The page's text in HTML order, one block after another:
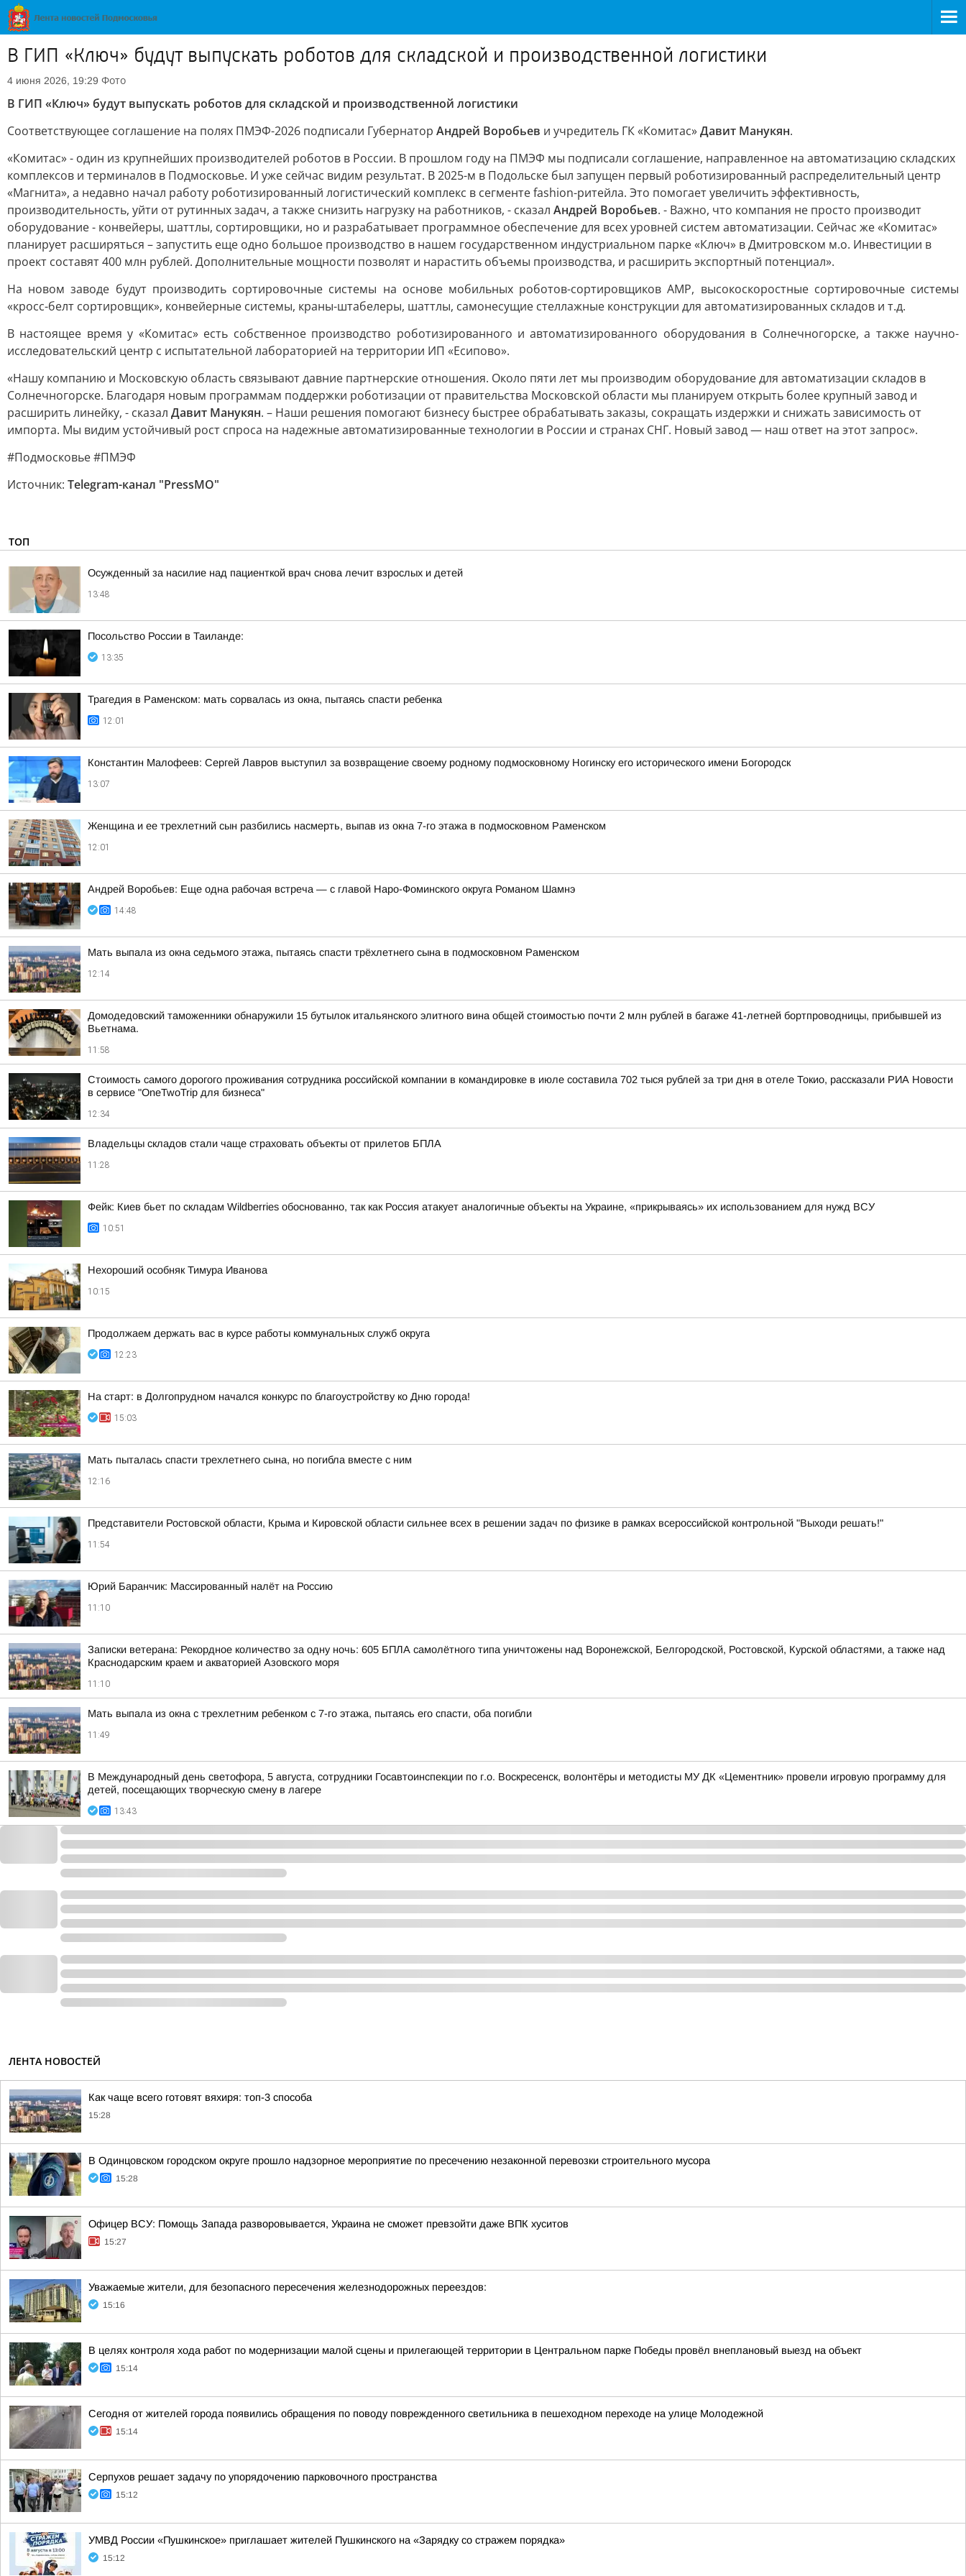
В ГИП «Ключ» будут выпускать роботов для складской и производственной логистики
4 июня 2026, 19:29 Фото
В ГИП «Ключ» будут выпускать роботов для складской и производственной логистики
Соответствующее соглашение на полях ПМЭФ-2026 подписали Губернатор Андрей Воробьев и учредитель ГК «Комитас»Давит Манукян.
«Комитас» - один из крупнейших производителей роботов в России. В прошлом году на ПМЭФ мы подписали соглашение, направленное на автоматизацию складских
комплексов и терминалов в Подмосковье. И уже сейчас видим результат. В 2025-м в Подольске был запущен первый роботизированный распределительный центр
«Магнита», а недавно начал работу роботизированный логистический комплекс в сегменте fashion-ритейла. Это помогает увеличить эффективность,
производительность, уйти от рутинных задач, а также снизить нагрузку на работников, - сказал Андрей Воробьев. - Важно, что компания не просто производит
оборудование - конвейеры, шаттлы, сортировщики, но и разрабатывает программное обеспечение для всех уровней систем автоматизации. Сейчас же «Комитас»
планирует расширяться – запустить еще одно большое производство в нашем государственном индустриальном парке «Ключ» в Дмитровском м.о. Инвестиции в
проект составят 400 млн рублей. Дополнительные мощности позволят и нарастить объемы производства, и расширить экспортный потенциал».
На новом заводе будут производить сортировочные системы на основе мобильных роботов-сортировщиков АМР, высокоскоростные сортировочные системы
«кросс-белт сортировщик», конвейерные системы, краны-штабелеры, шаттлы, самонесущие стеллажные конструкции для автоматизированных складов и т.д.
В настоящее время у «Комитас» есть собственное производство роботизированного и автоматизированного оборудования в Солнечногорске, а также научно-
исследовательский центр с испытательной лабораторией на территории ИП «Есипово».
«Нашу компанию и Московскую область связывают давние партнерские отношения. Около пяти лет мы производим оборудование для автоматизации складов в
Солнечногорске. Благодаря новым программам поддержки роботизации от правительства Московской области мы планируем открыть более крупный завод и
расширить линейку, - сказал Давит Манукян. – Наши решения помогают бизнесу быстрее обрабатывать заказы, сокращать издержки и снижать зависимость от
импорта. Мы видим устойчивый рост спроса на надежные автоматизированные технологии в России и странах СНГ. Новый завод — наш ответ на этот запрос».
#Подмосковье #ПМЭФ
Источник: Telegram-канал "PressMO"
ТОП
Осужденный за насилие над пациенткой врач снова лечит взрослых и детей
13:48
Посольство России в Таиланде:
13:35
Трагедия в Раменском: мать сорвалась из окна, пытаясь спасти ребенка
12:01
Константин Малофеев: Сергей Лавров выступил за возвращение своему родному подмосковному Ногинску его исторического имени Богородск
13:07
Женщина и ее трехлетний сын разбились насмерть, выпав из окна 7-го этажа в подмосковном Раменском
12:01
Андрей Воробьев: Еще одна рабочая встреча — с главой Наро-Фоминского округа Романом Шамнэ
14:48
Мать выпала из окна седьмого этажа, пытаясь спасти трёхлетнего сына в подмосковном Раменском
12:14
Домодедовский таможенники обнаружили 15 бутылок итальянского элитного вина общей стоимостью почти 2 млн рублей в багаже 41-летней бортпроводницы, прибывшей из
Вьетнама.
11:58
Стоимость самого дорогого проживания сотрудника российской компании в командировке в июле составила 702 тыся рублей за три дня в отеле Токио, рассказали РИА Новости
в сервисе "OneTwoTrip для бизнеса"
12:34
Владельцы складов стали чаще страховать объекты от прилетов БПЛА
11:28
Фейк: Киев бьет по складам Wildberries обоснованно, так как Россия атакует аналогичные объекты на Украине, «прикрываясь» их использованием для нужд ВСУ
10:51
Нехороший особняк Тимура Иванова
10:15
Продолжаем держать вас в курсе работы коммунальных служб округа
12:23
На старт: в Долгопрудном начался конкурс по благоустройству ко Дню города!
15:03
Мать пыталась спасти трехлетнего сына, но погибла вместе с ним
12:16
Представители Ростовской области, Крыма и Кировской области сильнее всех в решении задач по физике в рамках всероссийской контрольной "Выходи решать!"
11:54
Юрий Баранчик: Массированный налёт на Россию
11:10
Записки ветерана: Рекордное количество за одну ночь: 605 БПЛА самолётного типа уничтожены над Воронежской, Белгородской, Ростовской, Курской областями, а также над
Краснодарским краем и акваторией Азовского моря
11:10
Мать выпала из окна с трехлетним ребенком с 7-го этажа, пытаясь его спасти, оба погибли
11:49
В Международный день светофора, 5 августа, сотрудники Госавтоинспекции по г.о. Воскресенск, волонтёры и методисты МУ ДК «Цементник» провели игровую программу для
детей, посещающих творческую смену в лагере
13:43
ЛЕНТА НОВОСТЕЙ
Как чаще всего готовят вяхиря: топ-3 способа
15:28
В Одинцовском городском округе прошло надзорное мероприятие по пресечению незаконной перевозки строительного мусора
15:28
Офицер ВСУ: Помощь Запада разворовывается, Украина не сможет превзойти даже ВПК хуситов
15:27
Уважаемые жители, для безопасного пересечения железнодорожных переездов:
15:16
В целях контроля хода работ по модернизации малой сцены и прилегающей территории в Центральном парке Победы провёл внеплановый выезд на объект
15:14
Сегодня от жителей города появились обращения по поводу поврежденного светильника в пешеходном переходе на улице Молодежной
15:14
Серпухов решает задачу по упорядочению парковочного пространства
15:12
УМВД России «Пушкинское» приглашает жителей Пушкинского на «Зарядку со стражем порядка»
15:12